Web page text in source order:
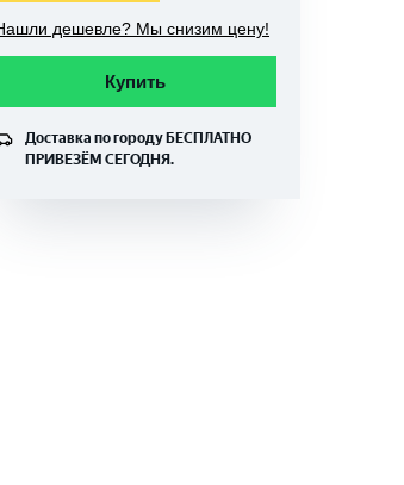
дешевле? Мы снизим цену!
Купить
Доставка по городу БЕСПЛАТНО
ПРИВЕЗЁМ СЕГОДНЯ.